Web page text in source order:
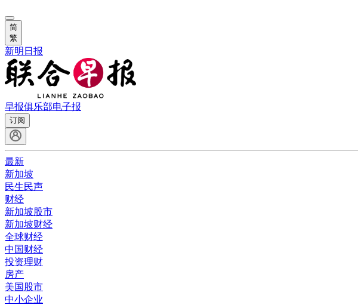
简
繁
新明日报
早报俱乐部电子报
订阅
最新
新加坡
民生民声
财经
新加坡股市
新加坡财经
全球财经
中国财经
投资理财
房产
美国股市
中小企业